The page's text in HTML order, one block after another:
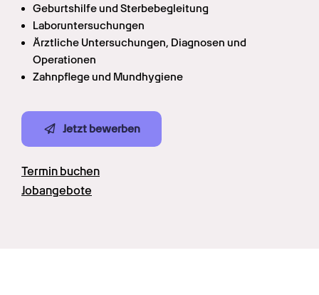
Geburtshilfe und Sterbebegleitung
Laboruntersuchungen
Ärztliche Untersuchungen, Diagnosen und
Operationen
Zahnpflege und Mundhygiene
Jetzt bewerben
Termin buchen
Jobangebote